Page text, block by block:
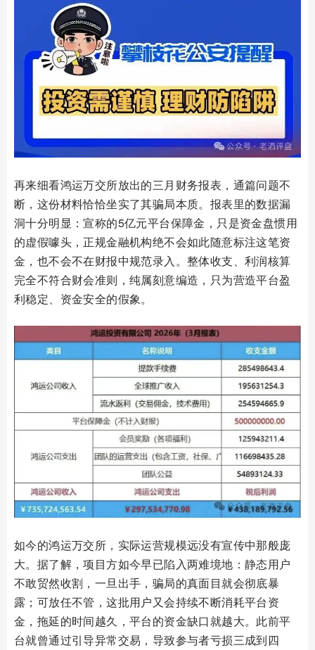
再来细看鸿运万交所放出的三月财务报表，通篇问题不
断，这份材料恰恰坐实了其骗局本质。报表里的数据漏
洞十分明显：宣称的5亿元平台保障金，只是资金盘惯用
的虚假噱头，正规金融机构绝不会如此随意标注这笔资
金，也不会不在财报中规范录入。整体收支、利润核算
完全不符合财会准则，纯属刻意编造，只为营造平台盈
利稳定、资金安全的假象。
如今的鸿运万交所，实际运营规模远没有宣传中那般庞
大。据了解，项目方如今早已陷入两难境地：静态用户
不敢贸然收割，一旦出手，骗局的真面目就会彻底暴
露；可放任不管，这批用户又会持续不断消耗平台资
金，拖延的时间越久，平台的资金缺口就越大。此前平
台就曾通过引导异常交易，导致参与者亏损三成到四